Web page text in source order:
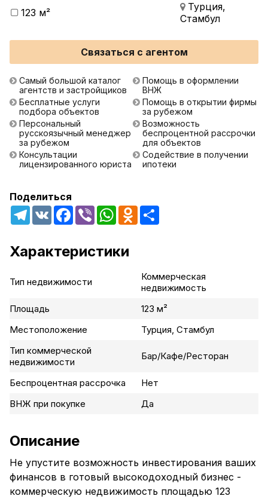
123 м²
Турция,
Стамбул
Связаться с агентом
Самый большой каталог
агентств и застройщиков
Бесплатные услуги
подбора объектов
Персональный
русскоязычный менеджер
за рубежом
Консультации
лицензированного юриста
Помощь в оформлении
ВНЖ
Помощь в открытии фирмы
за рубежом
Возможность
беспроцентной рассрочки
для объектов
Содействие в получении
ипотеки
Поделиться
Telegram
VK Facebook
Viber WhatsAppOdnoklassniki
Характеристики
Тип недвижимости
Коммерческая
недвижимость
Площадь
123 м²
Местоположение
Турция, Стамбул
Тип коммерческой
недвижимости
Бар/Кафе/Ресторан
Беспроцентная рассрочка
Нет
ВНЖ при покупке
Да
Описание
Не упустите возможность инвестирования ваших
финансов в готовый высокодоходный бизнес -
коммерческую недвижимость площадью 123